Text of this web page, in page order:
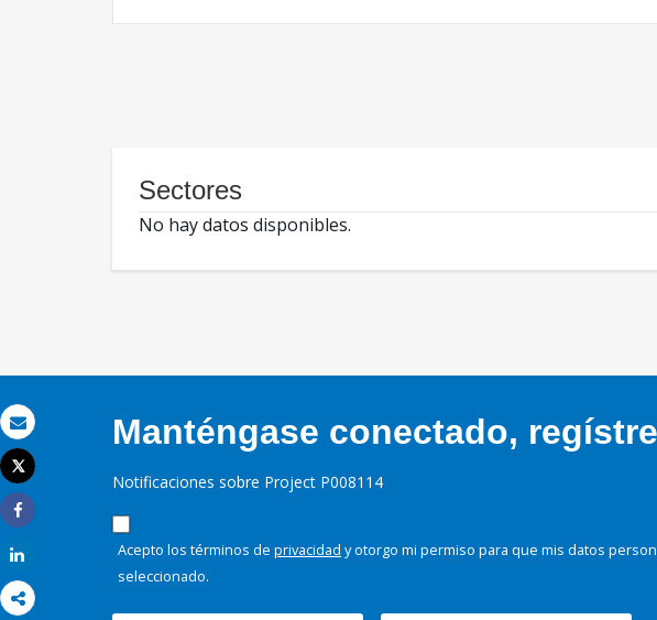
Correo electrónico
Imprimir
Tweet
Share
Sectores
No hay datos disponibles.
Manténgase conectado,
Notificaciones sobre Project P008114
Acepto los términos de privacidad y otorgo mi permiso para que mis datos
seleccionado.